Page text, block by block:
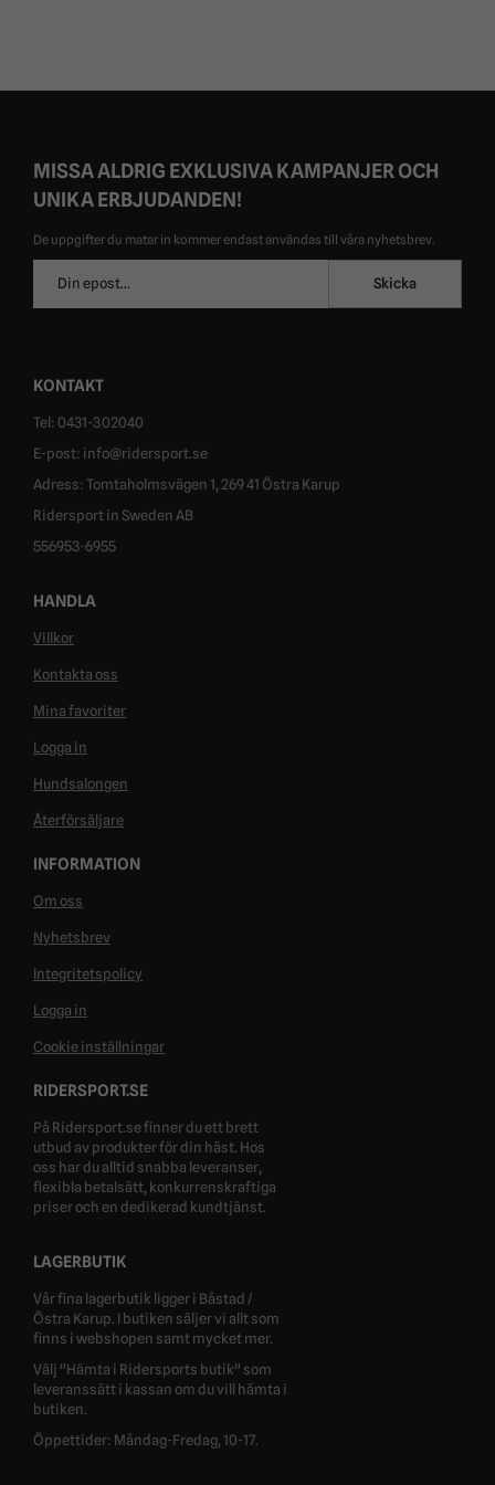
MISSA ALDRIG EXKLUSIVA KAMPANJER OCH
UNIKA ERBJUDANDEN!
De uppgifter du matar in kommer endast användas till våra nyhetsbrev.
postadress
Skicka
KONTAKT
Tel: 0431-302040
E-post: info@ridersport.se
Adress: Tomtaholmsvägen 1, 269 41 Östra Karup
Ridersport in Sweden AB
556953-6955
HANDLA
Villkor
Kontakta oss
Mina favoriter
Logga in
Hundsalongen
Återförsäljare
INFORMATION
Om oss
Nyhetsbrev
Integritetspolicy
Logga in
Cookie inställningar
RIDERSPORT.SE
På Ridersport.se finner du ett brett
utbud av produkter för din häst. Hos
oss har du alltid snabba leveranser,
flexibla betalsätt, konkurrenskraftiga
priser och en dedikerad kundtjänst.
LAGERBUTIK
Vår fina lagerbutik ligger i Båstad /
Östra Karup. I butiken säljer vi allt som
finns i webshopen samt mycket mer.
Välj "Hämta i Ridersports butik" som
leveranssätt i kassan om du vill hämta i
butiken.
Öppettider: Måndag-Fredag, 10-17.